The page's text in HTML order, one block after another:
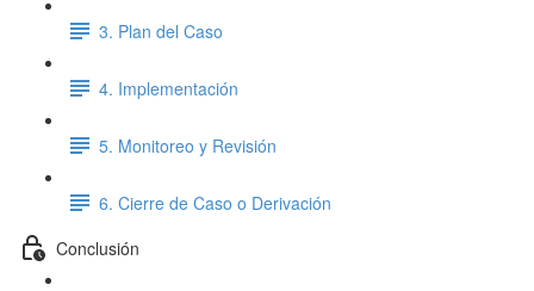
3. Plan del Caso
4. Implementación
5. Monitoreo y Revisión
6. Cierre de Caso o Derivación
Conclusión